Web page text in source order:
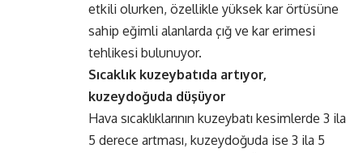
etkili olurken, özellikle yüksek kar örtüsüne
sahip eğimli alanlarda çığ ve kar erimesi
tehlikesi bulunuyor.
Sıcaklık kuzeybatıda artıyor,
kuzeydoğuda düşüyor
Hava sıcaklıklarının kuzeybatı kesimlerde 3 ila
5 derece artması, kuzeydoğuda ise 3 ila 5